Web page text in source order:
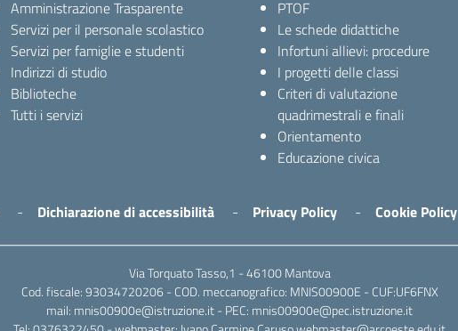
Amministrazione Trasparente
Servizi per il personale scolastico
Servizi per famiglie e studenti
Indirizzi di studio
Biblioteche
Tutti i servizi
PTOF
Le schede didattiche
Infortuni allievi: procedure
I progetti delle classi
Criteri di valutazione
quadrimestrali e finali
Orientamento
Educazione civica
Dichiarazione di accessibilità Privacy Policy Cookie Policy
Via Torquato Tasso,1 - 46100 Mantova
Cod. fiscale: 93034720206 - COD. meccanografico: MNIS00900E - CUF:UF6FNX
mail: mnis00900e@istruzione.it - PEC: mnis00900e@pec.istruzione.it